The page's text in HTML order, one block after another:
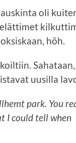
oli
höh.
Sahataan,
uusilla
park. You
I could tell when